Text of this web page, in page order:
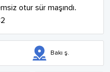
otur sür maşındı.
Bakı ş.